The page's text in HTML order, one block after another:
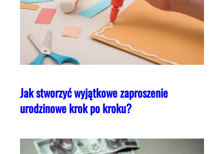
Jak stworzyć wyjątkowe zaproszenie
urodzinowe krok po kroku?